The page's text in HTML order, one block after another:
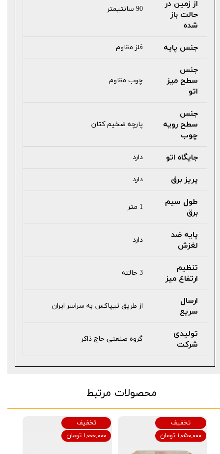
از زمین در
حالت باز
شده
90 سانتیمتر
جنس پایه فلز مقاوم
جنس
سطح میز
اتو
چوب مقاوم
جنس
سطح رویه
چوب
پارچه ضخیم کتان
جایگاه اتو دارد
پریز برق دارد
طول سیم
برق
1 متر
پایه ضد
لغزش
دارد
تنظیم
ارتفاع میز
3 حالته
ارسال
سریع
از طریق تیپاکس به سراسر ایران
تولیدی
شرکت
گروه صنعتی حاج ذاکر
محصولات مرتبط
تخفیف
۱,۰۰۰,۰۰۰ تومان
تخفیف
۱,۰۵۰,۰۰۰ تومان